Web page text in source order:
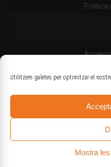
Utilitzem galetes per optimitzar el
Mostra
Política
Codi